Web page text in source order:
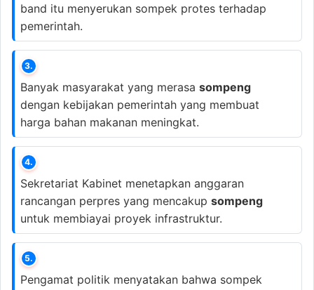
band itu menyerukan sompek protes terhadap
pemerintah.
3.
Banyak masyarakat yang merasa sompeng
dengan kebijakan pemerintah yang membuat
harga bahan makanan meningkat.
4.
Sekretariat Kabinet menetapkan anggaran
rancangan perpres yang mencakup sompeng
untuk membiayai proyek infrastruktur.
5.
Pengamat politik menyatakan bahwa sompek